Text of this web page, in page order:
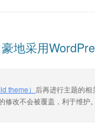
地采用
theme）
后再进行主题的相
修改不会被覆盖，利于维护。